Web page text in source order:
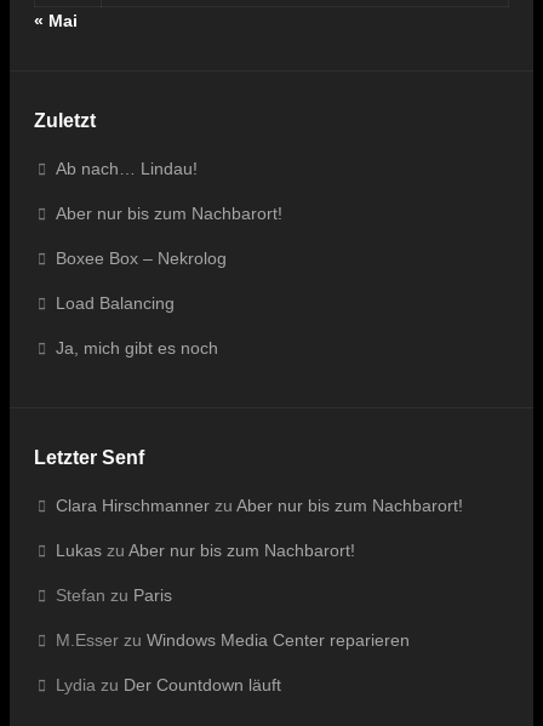
« Mai
Zuletzt
Ab nach… Lindau!
Aber nur bis zum Nachbarort!
Boxee Box – Nekrolog
Load Balancing
Ja, mich gibt es noch
Letzter Senf
Clara Hirschmanner zu Aber nur bis zum Nachbarort!
Lukas zu Aber nur bis zum Nachbarort!
Stefan zu Paris
M.Esser zu Windows Media Center reparieren
Lydia zu Der Countdown läuft